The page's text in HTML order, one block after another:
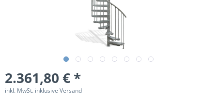
2.361,80 € *
inkl. MwSt. inklusive Versand